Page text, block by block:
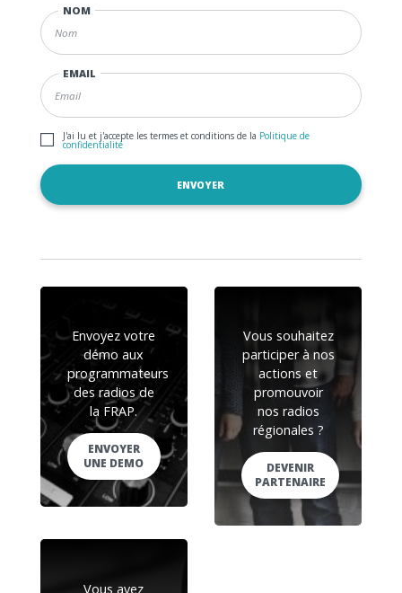
NOM
EMAIL
J'ai lu et j'accepte les termes et conditions de la Politique de
confidentialité
Envoyez votre
démo aux
programmateurs
des radios de
la FRAP.
ENVOYER
UNE DEMO
Vous souhaitez
participer à nos
actions et
promouvoir
nos radios
régionales ?
DEVENIR
PARTENAIRE
Vous avez